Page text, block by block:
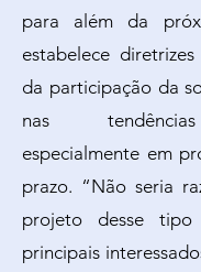
para além da
estabelece
da participação da
nas
especialmente em
prazo. “Não seria
projeto desse
principais